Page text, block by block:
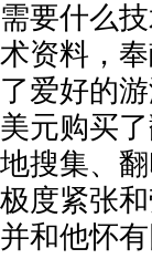
需要什么
术资料，
了爱好的
美元购买
地搜集、
极度紧张
并和他怀